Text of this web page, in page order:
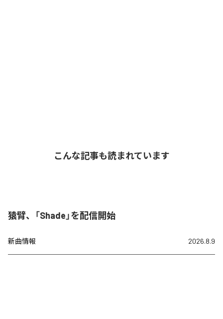
こんな記事も読まれています
猿臂、「Shade」を配信開始
新曲情報 2026.8.9